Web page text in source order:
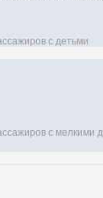
с детьми
с мелкими